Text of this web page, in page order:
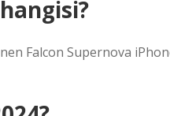
Falcon Supernova